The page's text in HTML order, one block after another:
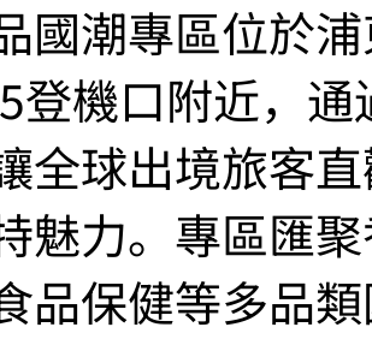
國潮專區位於
登機口附近，
全球出境旅客
魅力。專區匯
品保健等多品